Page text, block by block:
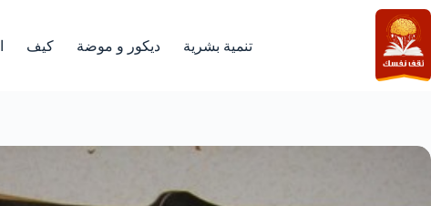
التجاوز
إلى
المحتوى
تنمية بشرية ديكور و موضة كيف